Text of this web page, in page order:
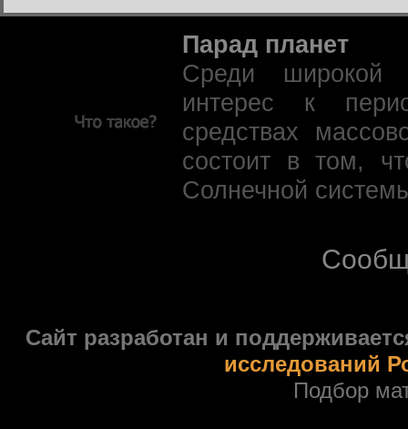
Парад планет
Среди широкой
интерес к
средствах
состоит в том,
Солнечной
Сайт разработан и
исследований
Подбор